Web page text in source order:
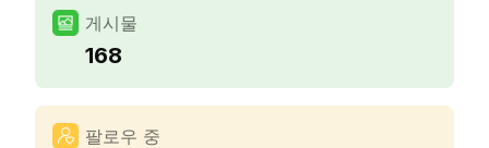
게시물
168
팔로우 중